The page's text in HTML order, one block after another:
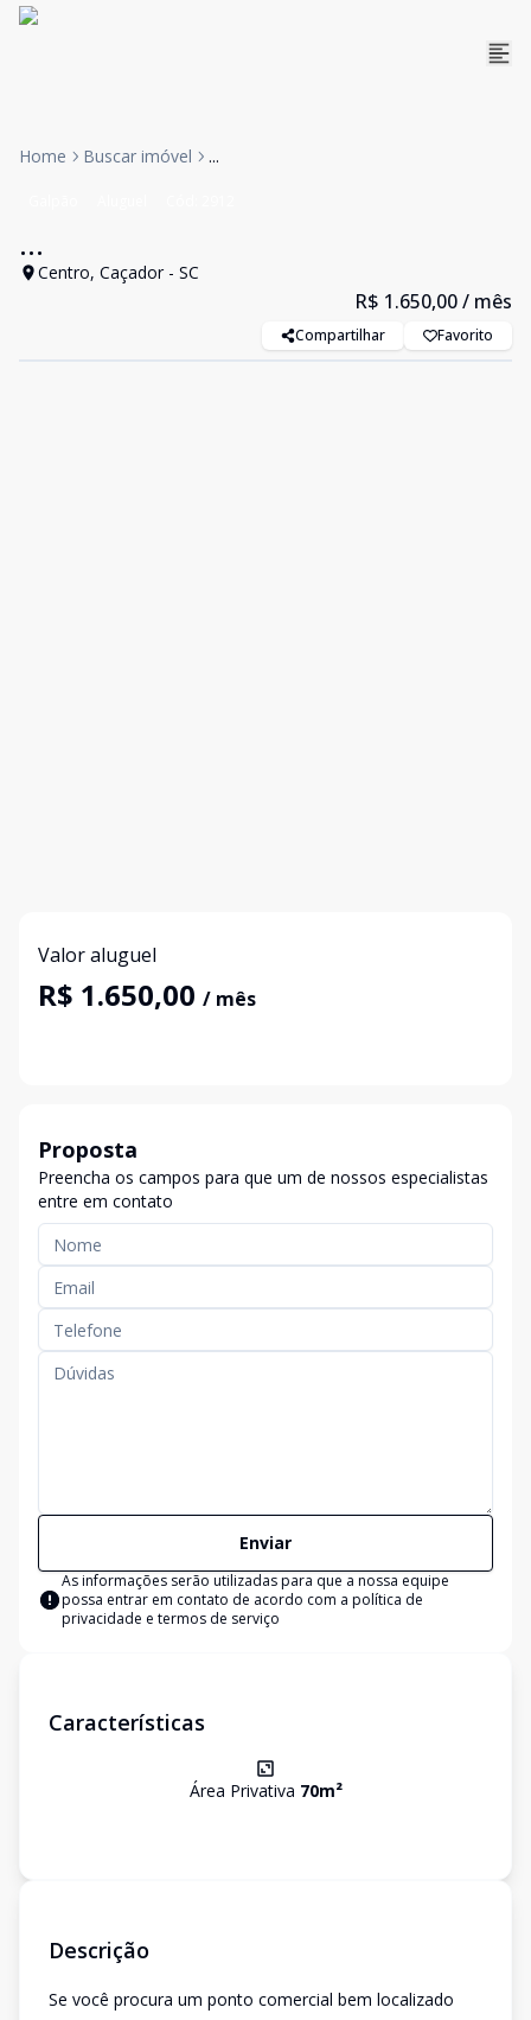
Home Buscar imóvel ...
...
Centro, Caçador - SC
R$ 1.650,00/ mês
Compartilhar Favorito
Valor aluguel
R$ 1.650,00 / mês
Proposta
Preencha os campos para que um de nossos especialistas
entre em contato
Enviar
As informações serão utilizadas para que a nossa equipe
possa entrar em contato de acordo com a política de
privacidade e termos de serviço
Características
Área Privativa 70m²
Descrição
Se você procura um ponto comercial bem localizado